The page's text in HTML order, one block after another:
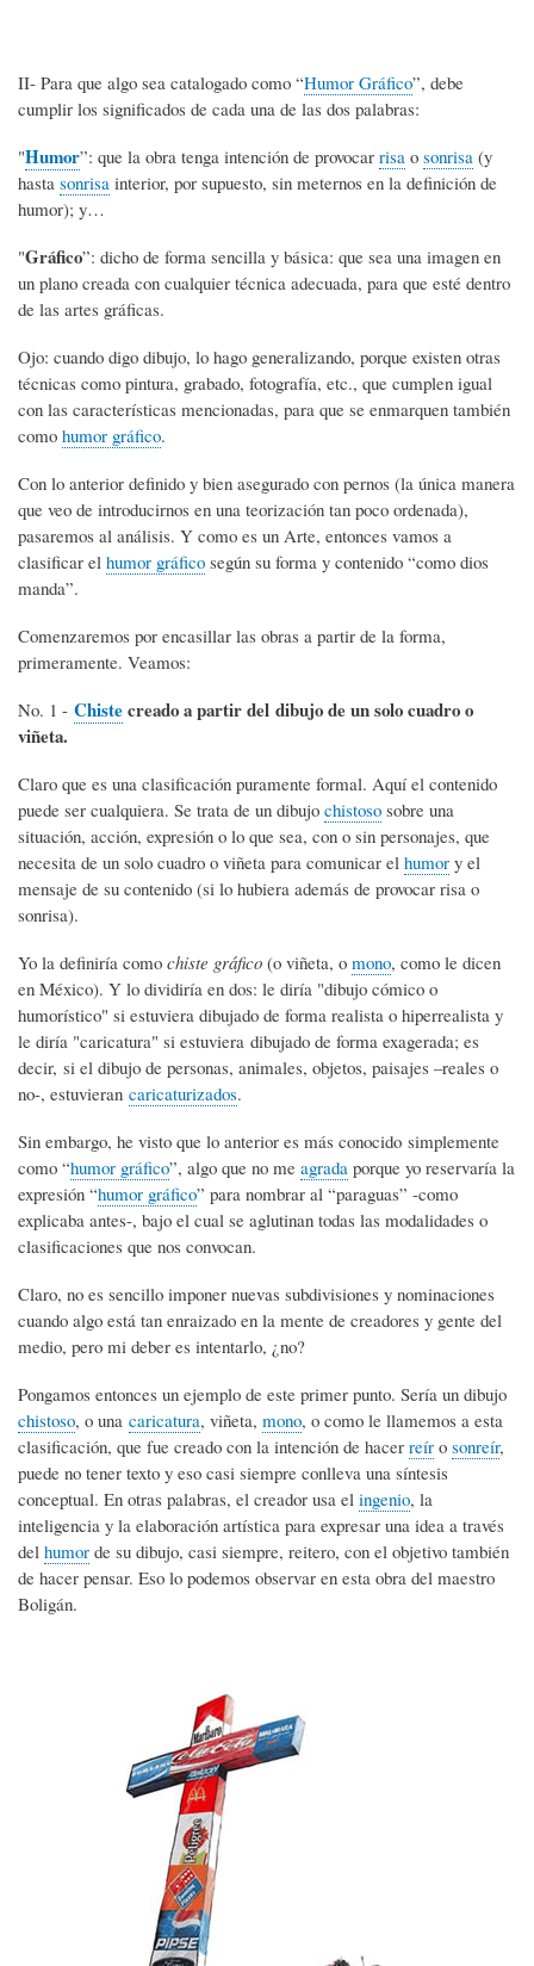
II- Para que algo sea catalogado como “Humor Gráfico”, debe
cumplir los significados de cada una de las dos palabras:
"Humor”: que la obra tenga intención de provocar risa o sonrisa (y
hasta sonrisa interior, por supuesto, sin meternos en la definición de
humor); y…
"Gráfico”: dicho de forma sencilla y básica: que sea una imagen en
un plano creada con cualquier técnica adecuada, para que esté dentro
de las artes gráficas.
Ojo: cuando digo dibujo, lo hago generalizando, porque existen otras
técnicas como pintura, grabado, fotografía, etc., que cumplen igual
con las características mencionadas, para que se enmarquen también
como humor gráfico.
Con lo anterior definido y bien asegurado con pernos (la única manera
que veo de introducirnos en una teorización tan poco ordenada),
pasaremos al análisis. Y como es un Arte, entonces vamos a
clasificar el humor gráfico según su forma y contenido “como dios
manda”.
Comenzaremos por encasillar las obras a partir de la forma,
primeramente. Veamos:
No. 1 - Chistecreado a partir del dibujo de un solo cuadro o
viñeta.
Claro que es una clasificación puramente formal. Aquí el contenido
puede ser cualquiera. Se trata de un dibujo chistoso sobre una
situación, acción, expresión o lo que sea, con o sin personajes, que
necesita de un solo cuadro o viñeta para comunicar el humor y el
mensaje de su contenido (si lo hubiera además de provocar risa o
sonrisa).
Yo la definiría como chiste gráfico (o viñeta, o mono, como le dicen
en México). Y lo dividiría en dos: le diría "dibujo cómico o
humorístico" si estuviera dibujado de forma realista o hiperrealista y
le diría "caricatura" si estuviera dibujado de forma exagerada; es
decir, si el dibujo de personas, animales, objetos, paisajes –reales o
no-, estuvieran caricaturizados.
Sin embargo, he visto que lo anterior es más conocido simplemente
como “humor gráfico”, algo que no me agrada porque yo reservaría la
expresión “humor gráfico” para nombrar al “paraguas” -como
explicaba antes-, bajo el cual se aglutinan todas las modalidades o
clasificaciones que nos convocan.
Claro, no es sencillo imponer nuevas subdivisiones y nominaciones
cuando algo está tan enraizado en la mente de creadores y gente del
medio, pero mi deber es intentarlo, ¿no?
Pongamos entonces un ejemplo de este primer punto. Sería un dibujo
chistoso, o una caricatura, viñeta, mono, o como le llamemos a esta
clasificación, que fue creado con la intención de hacer reír o sonreír,
puede no tener texto y eso casi siempre conlleva una síntesis
conceptual. En otras palabras, el creador usa el ingenio, la
inteligencia y la elaboración artística para expresar una idea a través
del humor de su dibujo, casi siempre, reitero, con el objetivo también
de hacer pensar. Eso lo podemos observar en esta obra del maestro
Boligán.